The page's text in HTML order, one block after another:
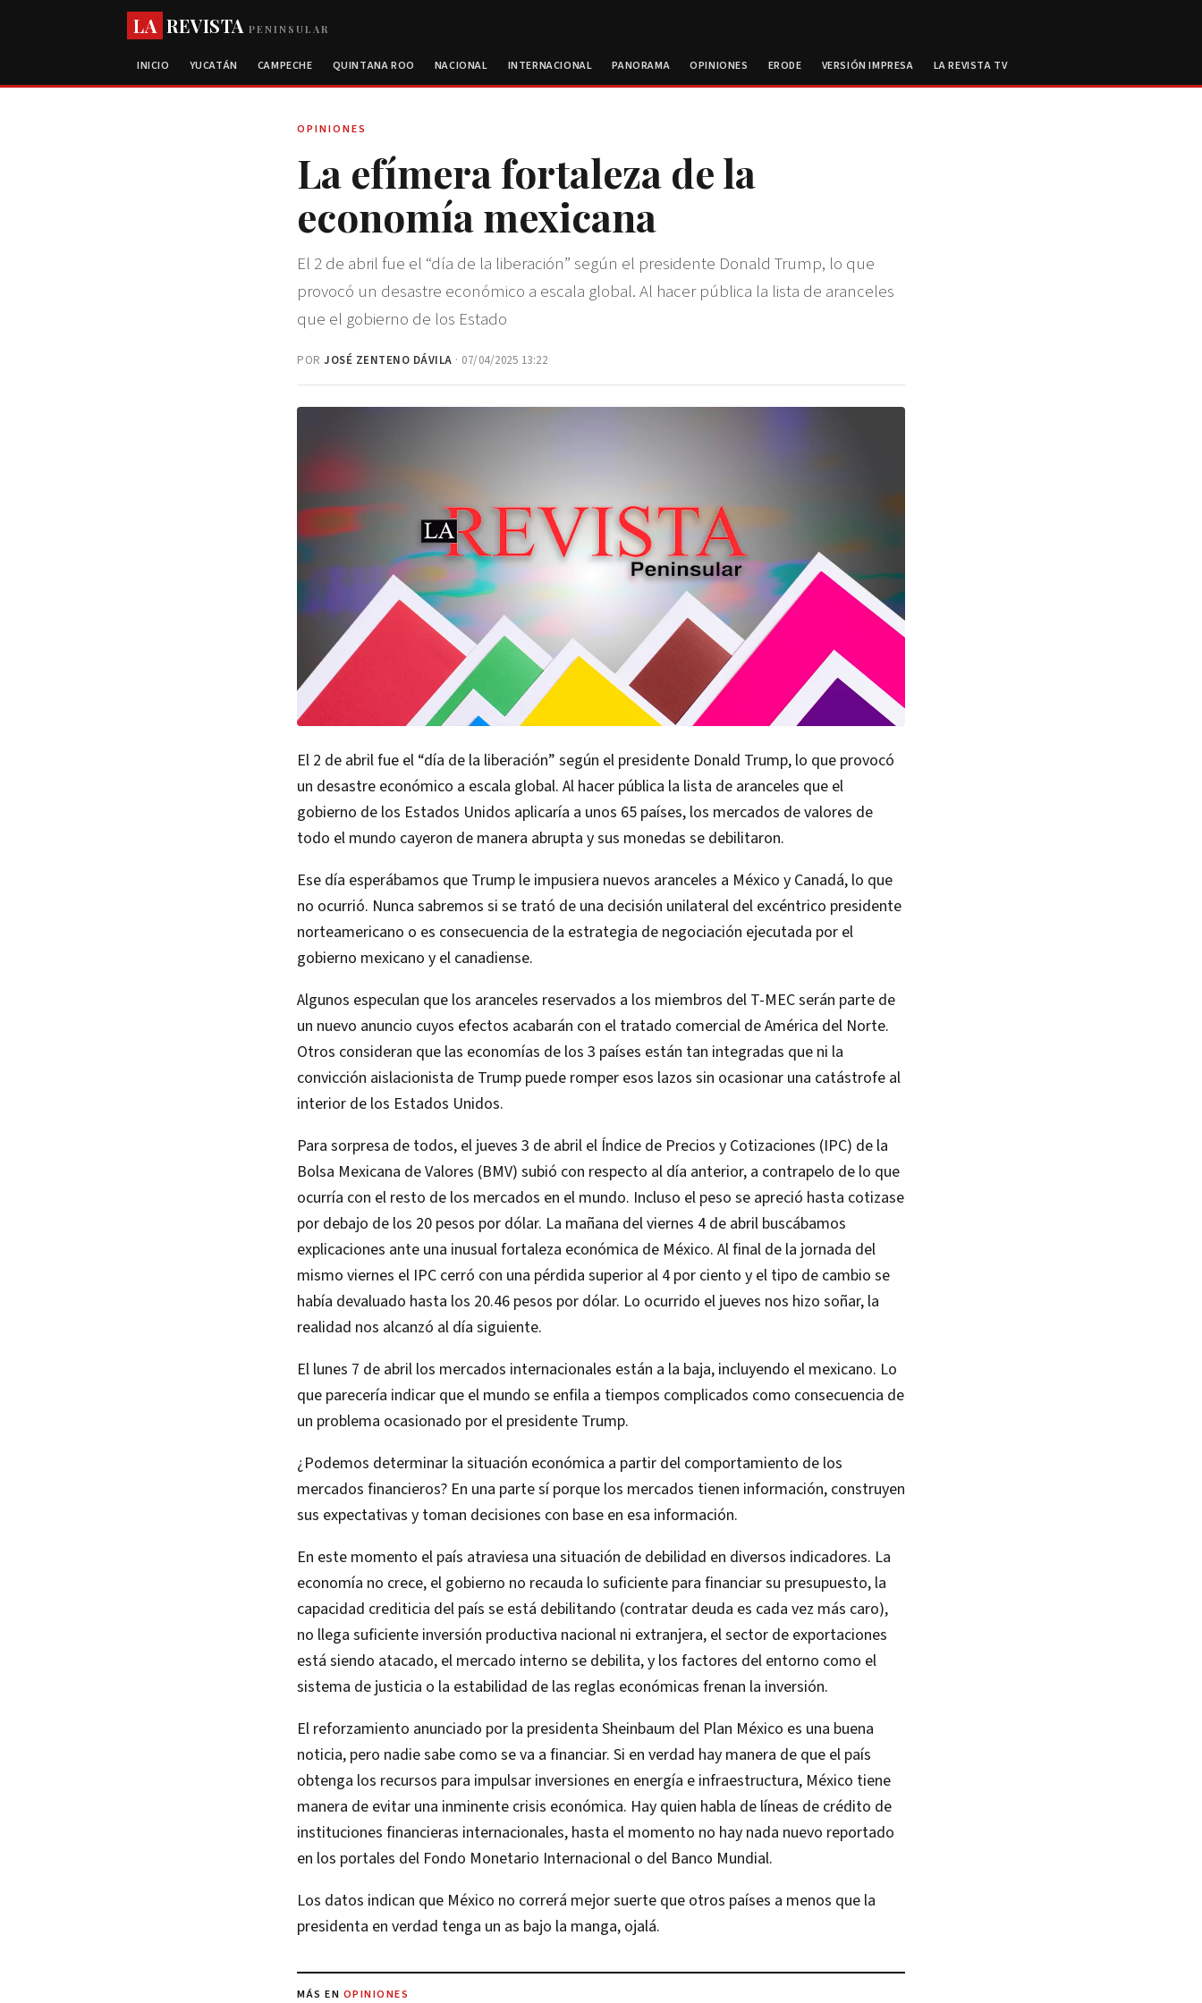
LA REVISTAPENINSULAR
INICIO YUCATÁN CAMPECHE QUINTANA ROO NACIONAL INTERNACIONAL PANORAMA OPINIONES ERODE VERSIÓN IMPRESA LA REVISTA TV
OPINIONES
La efímera fortaleza de la
economía mexicana
El 2 de abril fue el “día de la liberación” según el presidente Donald Trump, lo que
provocó un desastre económico a escala global. Al hacer pública la lista de aranceles
que el gobierno de los Estado
POR JOSÉ ZENTENO DÁVILA · 07/04/2025 13:22
El 2 de abril fue el “día de la liberación” según el presidente Donald Trump, lo que provocó
un desastre económico a escala global. Al hacer pública la lista de aranceles que el
gobierno de los Estados Unidos aplicaría a unos 65 países, los mercados de valores de
todo el mundo cayeron de manera abrupta y sus monedas se debilitaron.
Ese día esperábamos que Trump le impusiera nuevos aranceles a México y Canadá, lo que
no ocurrió. Nunca sabremos si se trató de una decisión unilateral del excéntrico presidente
norteamericano o es consecuencia de la estrategia de negociación ejecutada por el
gobierno mexicano y el canadiense.
Algunos especulan que los aranceles reservados a los miembros del T-MEC serán parte de
un nuevo anuncio cuyos efectos acabarán con el tratado comercial de América del Norte.
Otros consideran que las economías de los 3 países están tan integradas que ni la
convicción aislacionista de Trump puede romper esos lazos sin ocasionar una catástrofe al
interior de los Estados Unidos.
Para sorpresa de todos, el jueves 3 de abril el Índice de Precios y Cotizaciones (IPC) de la
Bolsa Mexicana de Valores (BMV) subió con respecto al día anterior, a contrapelo de lo que
ocurría con el resto de los mercados en el mundo. Incluso el peso se apreció hasta cotizase
por debajo de los 20 pesos por dólar. La mañana del viernes 4 de abril buscábamos
explicaciones ante una inusual fortaleza económica de México. Al final de la jornada del
mismo viernes el IPC cerró con una pérdida superior al 4 por ciento y el tipo de cambio se
había devaluado hasta los 20.46 pesos por dólar. Lo ocurrido el jueves nos hizo soñar, la
realidad nos alcanzó al día siguiente.
El lunes 7 de abril los mercados internacionales están a la baja, incluyendo el mexicano. Lo
que parecería indicar que el mundo se enfila a tiempos complicados como consecuencia de
un problema ocasionado por el presidente Trump.
¿Podemos determinar la situación económica a partir del comportamiento de los
mercados financieros? En una parte sí porque los mercados tienen información, construyen
sus expectativas y toman decisiones con base en esa información.
En este momento el país atraviesa una situación de debilidad en diversos indicadores. La
economía no crece, el gobierno no recauda lo suficiente para financiar su presupuesto, la
capacidad crediticia del país se está debilitando (contratar deuda es cada vez más caro),
no llega suficiente inversión productiva nacional ni extranjera, el sector de exportaciones
está siendo atacado, el mercado interno se debilita, y los factores del entorno como el
sistema de justicia o la estabilidad de las reglas económicas frenan la inversión.
El reforzamiento anunciado por la presidenta Sheinbaum del Plan México es una buena
noticia, pero nadie sabe como se va a financiar. Si en verdad hay manera de que el país
obtenga los recursos para impulsar inversiones en energía e infraestructura, México tiene
manera de evitar una inminente crisis económica. Hay quien habla de líneas de crédito de
instituciones financieras internacionales, hasta el momento no hay nada nuevo reportado
en los portales del Fondo Monetario Internacional o del Banco Mundial.
Los datos indican que México no correrá mejor suerte que otros países a menos que la
presidenta en verdad tenga un as bajo la manga, ojalá.
MÁS EN OPINIONES